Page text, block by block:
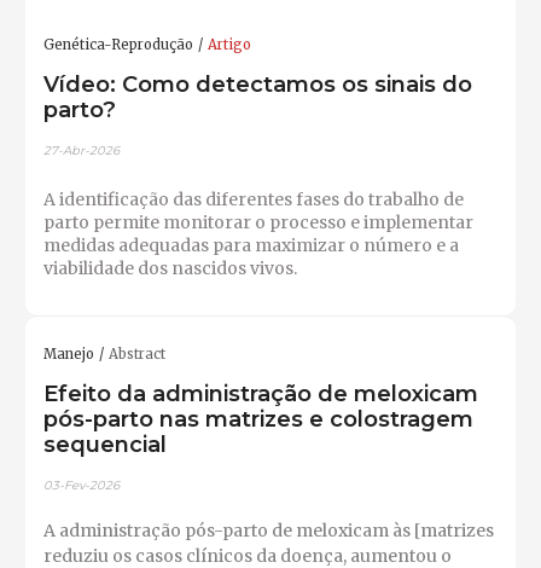
Genética-Reprodução Artigo
Vídeo: Como detectamos os sinais do
parto?
27-Abr-2026
A identificação das diferentes fases do trabalho de
parto permite monitorar o processo e implementar
medidas adequadas para maximizar o número e a
viabilidade dos nascidos vivos.
Manejo Abstract
Efeito da administração de meloxicam
pós-parto nas matrizes e colostragem
sequencial
03-Fev-2026
A administração pós-parto de meloxicam às [matrizes
reduziu os casos clínicos da doença, aumentou o